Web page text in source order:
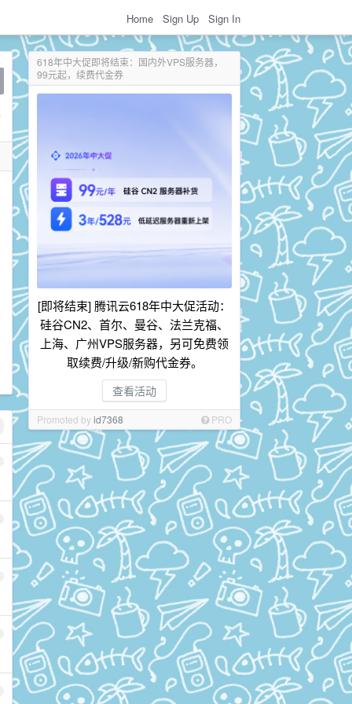
Home Sign Up Sign In
618年中大促即将结束：国内外VPS服务器，
99元起，续费代金券
[即将结束] 腾讯云618年中大促活动：
硅谷CN2、首尔、曼谷、法兰克福、
上海、广州VPS服务器，另可免费领
取续费/升级/新购代金券。
查看活动
Promoted byid7368 PRO